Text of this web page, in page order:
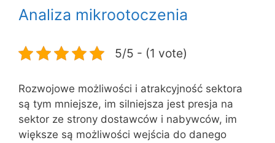
Analiza mikrootoczenia
5/5 - (1 vote)
Rozwojowe możliwości i atrakcyjność sektora
są tym mniejsze, im silniejsza jest presja na
sektor ze strony dostawców i nabywców, im
większe są możliwości wejścia do danego